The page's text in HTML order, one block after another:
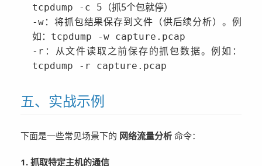
tcpdump -c 5 （抓5个包就停）
-w ：将抓包结果保存到文件（供后续分析）。例
如：
tcpdump -w capture.pcap
-r ：从文件读取之前保存的抓包数据。例如：
tcpdump -r capture.pcap
五、实战示例
下面是一些常见场景下的 网络流量分析 命令：
1. 抓取特定主机的通信